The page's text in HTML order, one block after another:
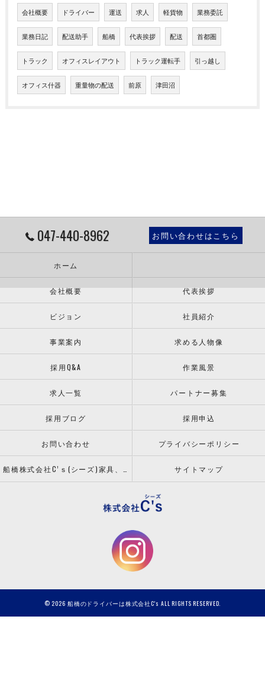
会社概要 ドライバー 運送 求人 軽貨物 業務委託
業務日記 配送助手 船橋 代表挨拶 配送 首都圏
トラック オフィスレイアウト トラック運転手 引っ越し
オフィス什器 重量物の配送 前原 津田沼
047-440-8962 お問い合わせはこちら
ホーム
会社概要 代表挨拶
ビジョン 社員紹介
事業案内 求める人物像
採用Q&A 作業風景
求人一覧 パートナー募集
採用ブログ 採用申込
お問い合わせ プライバシーポリシー
サイトマップ
© 2026 船橋のドライバーは株式会社C's ALL RIGHTS RESERVED.